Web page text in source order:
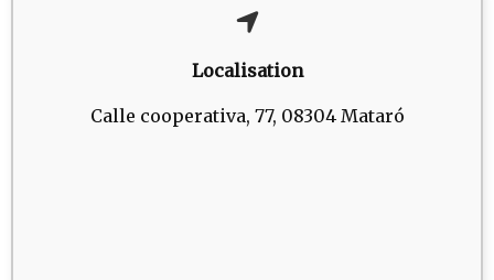
Localisation
Calle cooperativa, 77, 08304 Mataró